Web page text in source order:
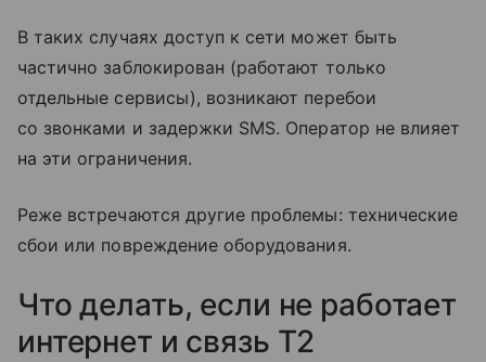
В таких случаях доступ к сети может быть
частично заблокирован (работают только
отдельные сервисы), возникают перебои
со звонками и задержки SMS. Оператор не влияет
на эти ограничения.
Реже встречаются другие проблемы: технические
сбои или повреждение оборудования.
Что делать, если не работает
интернет и связь T2